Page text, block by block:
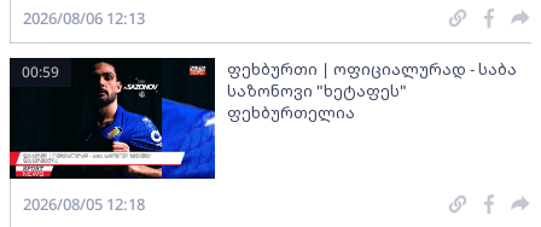
2026/08/06 12:13
ფეხბურთი | ოფიციალურად - საბა
საზონოვი "ხეტაფეს"
ფეხბურთელია
00:59
2026/08/05 12:18